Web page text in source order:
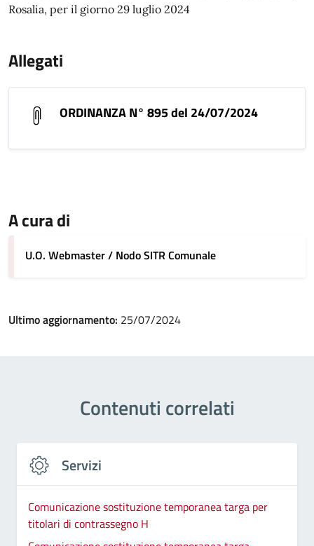
Rosalia, per il giorno 29 luglio 2024
Allegati
ORDINANZA N° 895 del 24/07/2024
A cura di
U.O. Webmaster / Nodo SITR Comunale
Ultimo aggiornamento: 25/07/2024
Contenuti correlati
Servizi
Comunicazione sostituzione temporanea targa per
titolari di contrassegno H